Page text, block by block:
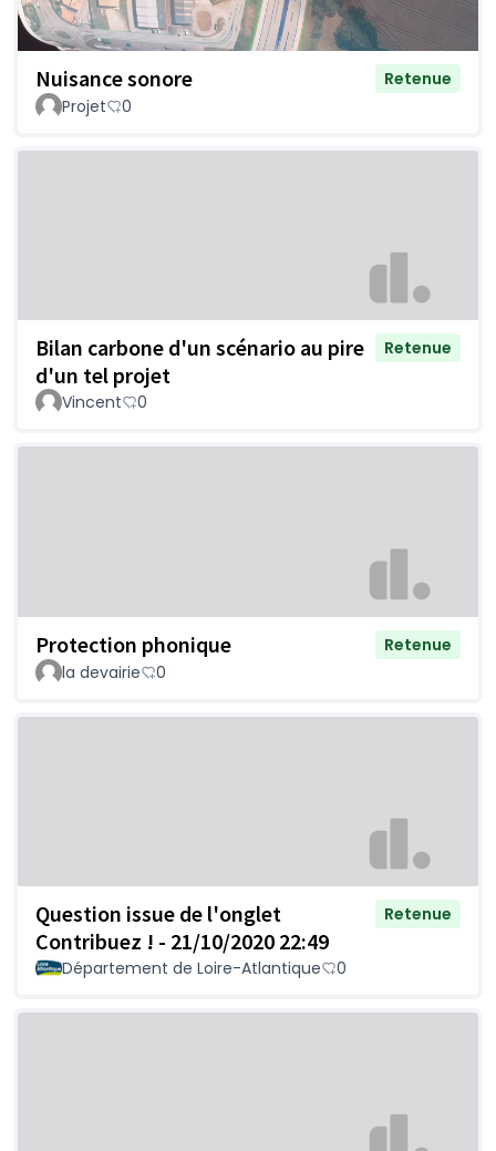
Nuisance sonore
Retenue
Projet
0
Bilan carbone d'un scénario au pire
d'un tel projet
Retenue
Vincent 0
Protection phonique
Retenue
la devairie
0
Question issue de l'onglet
Contribuez ! - 21/10/2020 22:49
Retenue
Département de Loire-Atlantique 0